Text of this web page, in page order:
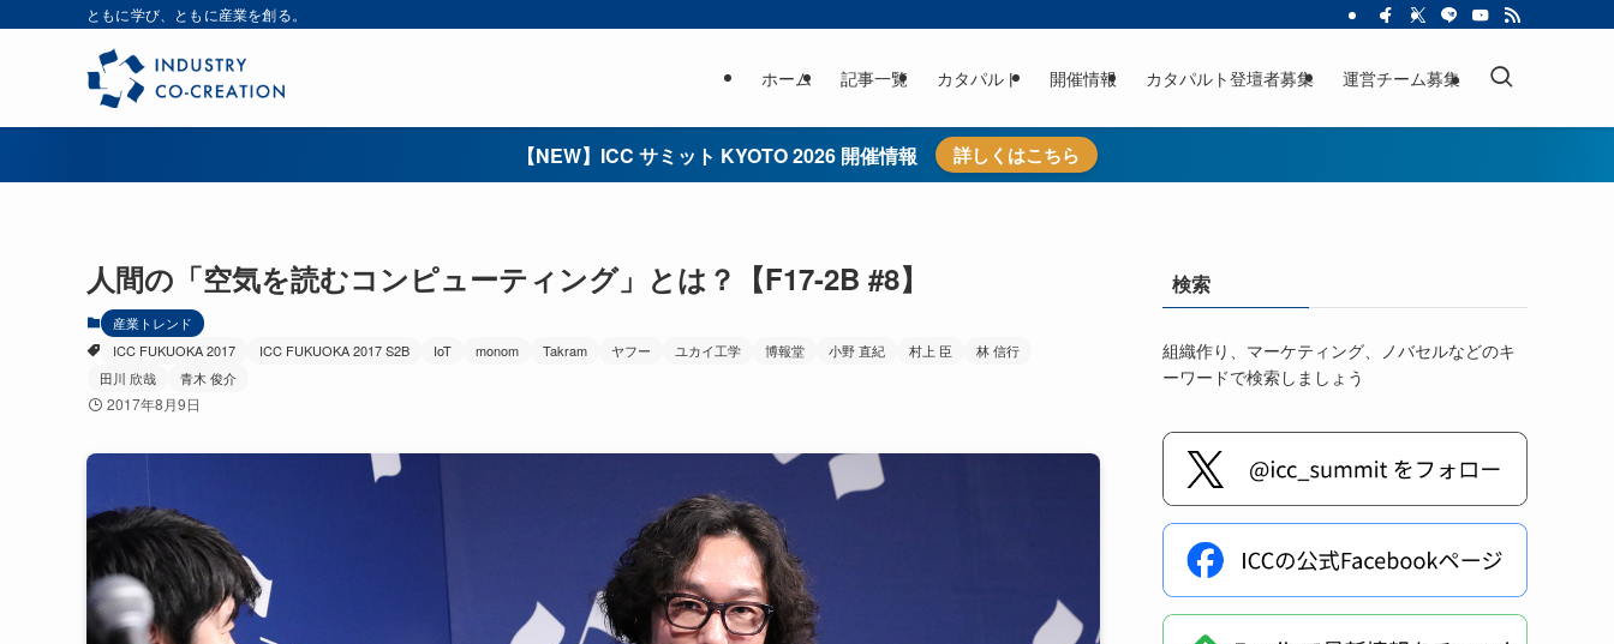
ともに学び、ともに産業を創る。
ホーム 記事一覧 カタパルト 開催情報 カタパルト登壇者募集 運営チーム募集
【NEW】ICC サミット KYOTO 2026 開催情報 詳しくはこちら
人間の「空気を読むコンピューティング」とは？【F17-2B #8】
産業トレンド
ICC FUKUOKA 2017
ICC FUKUOKA 2017 S2B IoT monom Takram ヤフー ユカイ工学 博報堂 小野 直紀 村上 臣
林 信行
田川 欣哉
青木 俊介
2017年8月9日
検索
組織作り、マーケティング、ノバセルなどのキ
ーワードで検索しましょう